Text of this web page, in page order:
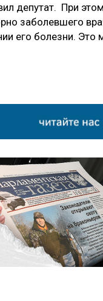
депутат. При
заболевшего
его болезни.